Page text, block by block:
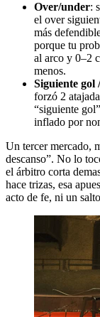
Over/under:
el over
más
porque tu
al arco y 0–2
menos.
Siguiente gol
forzó 2
“siguiente
inflado por
Un tercer mercado,
descanso”. No lo
el árbitro corta
hace trizas, esa
acto de fe, ni un